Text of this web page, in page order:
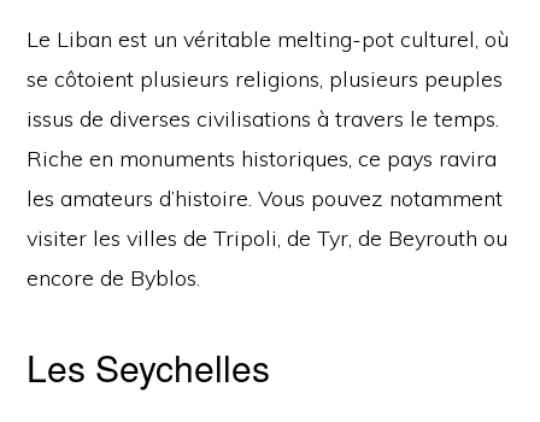
Le Liban est un véritable melting-pot culturel, où
se côtoient plusieurs religions, plusieurs peuples
issus de diverses civilisations à travers le temps.
Riche en monuments historiques, ce pays ravira
les amateurs d’histoire. Vous pouvez notamment
visiter les villes de Tripoli, de Tyr, de Beyrouth ou
encore de Byblos.
Les Seychelles